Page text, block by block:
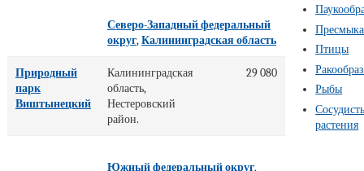
Северо-Западный федеральный
округ,Калининградская область
Природный
парк
Виштынецкий
Калининградская
область,
Нестеровский
район.
29 080
Южный федеральный округ,
Птицы
Рыбы
растения